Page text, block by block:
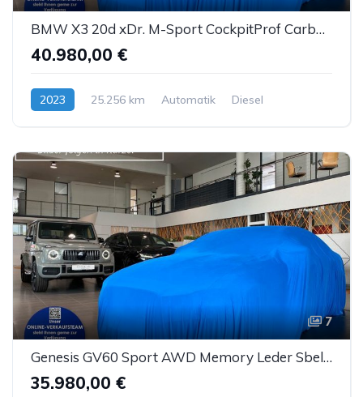
BMW X3 20d xDr. M-Sport CockpitProf Carbon Sthz LED
40.980,00 €
2023 25.256 km Automatik Diesel
7
Genesis GV60 Sport AWD Memory Leder Sbel Panorama ACC
35.980,00 €